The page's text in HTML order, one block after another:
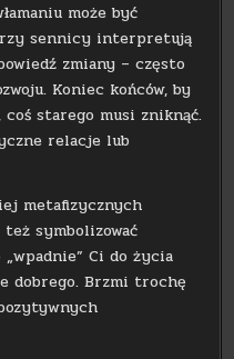
może być
sennicy interpretują
zmiany – często
Koniec końców, by
coś starego musi zniknąć.
relacje lub
metafizycznych
symbolizować
Ci do życia
dobrego. Brzmi trochę